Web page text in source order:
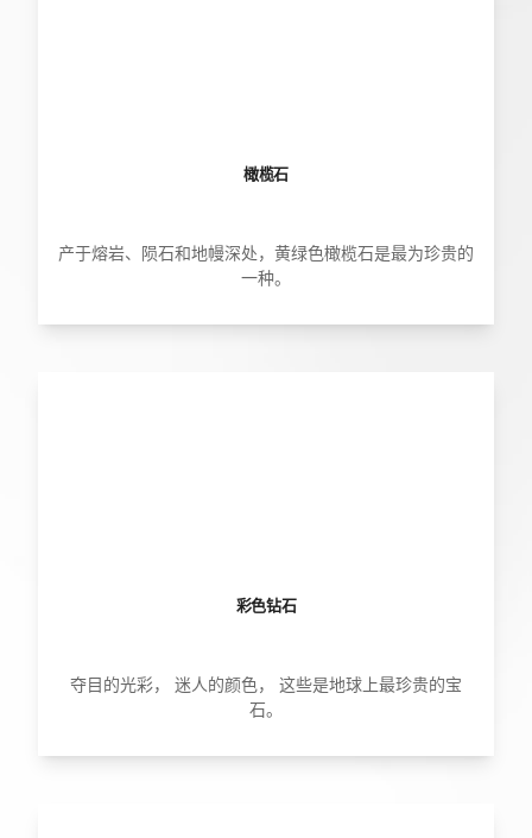
橄榄石
产于熔岩、陨石和地幔深处，黄绿色橄榄石是最为珍贵的
一种。
彩色钻石
夺目的光彩， 迷人的颜色， 这些是地球上最珍贵的宝
石。